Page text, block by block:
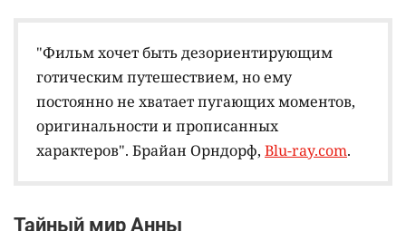
"Фильм хочет быть дезориентирующим
готическим путешествием, но ему
постоянно не хватает пугающих моментов,
оригинальности и прописанных
характеров". Брайан Орндорф, Blu-ray.com.
Тайный мир Анны